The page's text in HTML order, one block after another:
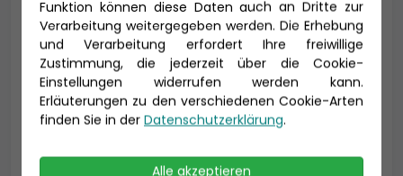
Titel
Vorname * Nachname *
Funktion können diese Daten auch an Dritte zur
Verarbeitung weitergegeben werden. Die Erhebung
und Verarbeitung erfordert Ihre freiwillige
Zustimmung, die jederzeit über die Cookie-
Einstellungen widerrufen werden kann.
Erläuterungen zu den verschiedenen Cookie-Arten
finden Sie in der Datenschutzerklärung.
Alle akzeptieren